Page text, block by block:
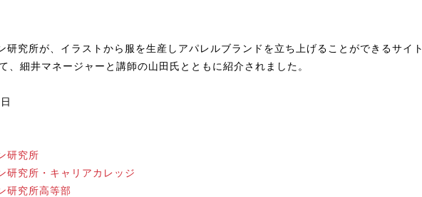
研究所が、イラストから服を生産しアパレルブランドを立ち上げることができるサイト
、細井マネージャーと講師の山田氏とともに紹介されました。
研究所
研究所・キャリアカレッジ
研究所高等部